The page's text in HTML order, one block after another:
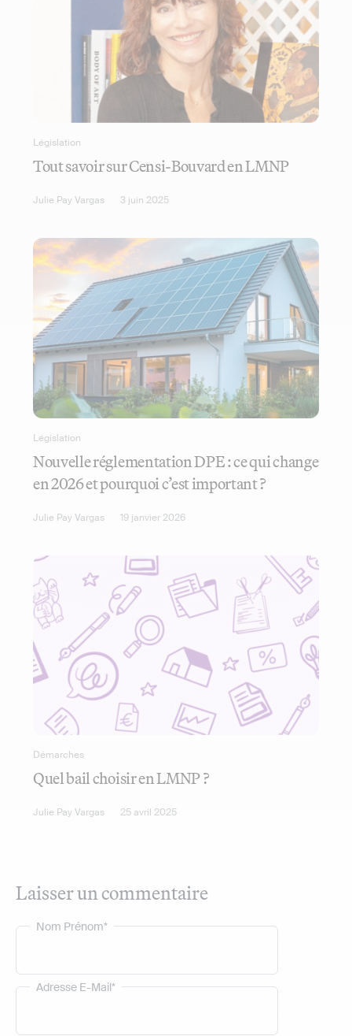
Législation
Tout savoir sur Censi-Bouvard en LMNP
Julie Pay Vargas 3 juin 2025
Législation
Nouvelle réglementation DPE : ce qui change
en 2026 et pourquoi c’est important ?
Julie Pay Vargas 19 janvier 2026
Démarches
Quel bail choisir en LMNP ?
Julie Pay Vargas 25 avril 2025
Laisser un commentaire
Nom Prénom*
Adresse E-Mail*